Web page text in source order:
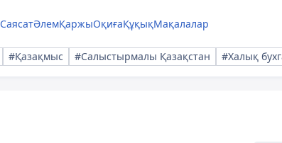
СаясатӘлемҚаржыОқиғаҚұқықМақалалар
#Қазақмыс #Салыстырмалы Қазақстан #Халық